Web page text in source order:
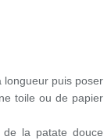
longueur puis poser
toile ou de papier
la patate douce